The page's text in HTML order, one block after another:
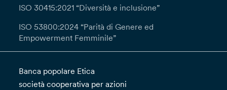
ISO 30415:2021 “Diversità e inclusione”
ISO 53800:2024 “Parità di Genere ed
Empowerment Femminile”
Banca popolare Etica
società cooperativa per azioni